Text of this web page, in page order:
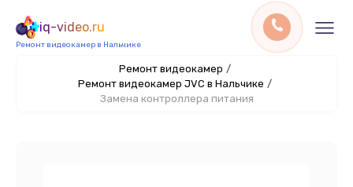
iq-video.ru
Ремонт видеокамер в Нальчике
Ремонт видеокамер /
Ремонт видеокамер JVC в Нальчике /
Замена контроллера питания